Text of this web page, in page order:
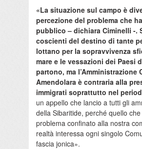
«La situazione sul campo è
percezione del problema che
pubblico – dichiara Ciminelli -.
coscienti del destino di tante
lottano per la sopravvivenza
mare e le vessazioni dei Paesi
partono, ma l’Amministrazione
Amendolara è contraria alla
immigrati soprattutto nel
un appello che lancio a tutti gli
della Sibaritide, perché quello
problema confinato alla nostra
realtà interessa ogni singolo
fascia jonica».